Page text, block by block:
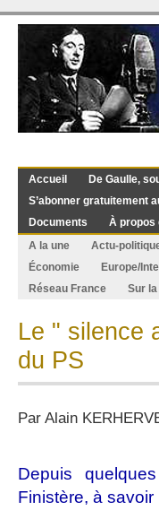
Accueil De Gaulle,
S’abonner gratuitement
Documents
À propos
A la une
Actu-
Économie
Europe/
Réseau France
Sur
Le " silence
du PS
Par Alain
Depuis
Finistère, à savoir